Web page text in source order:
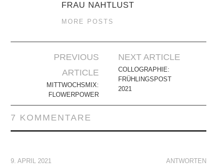
FRAU NAHTLUST
MORE POSTS
Navigation
PREVIOUS
ARTICLE
MITTWOCHSMIX:
FLOWERPOWER
NEXT ARTICLE
COLLOGRAPHIE:
FRÜHLINGSPOST
2021
7 KOMMENTARE
ANTWORTEN
9. APRIL 2021